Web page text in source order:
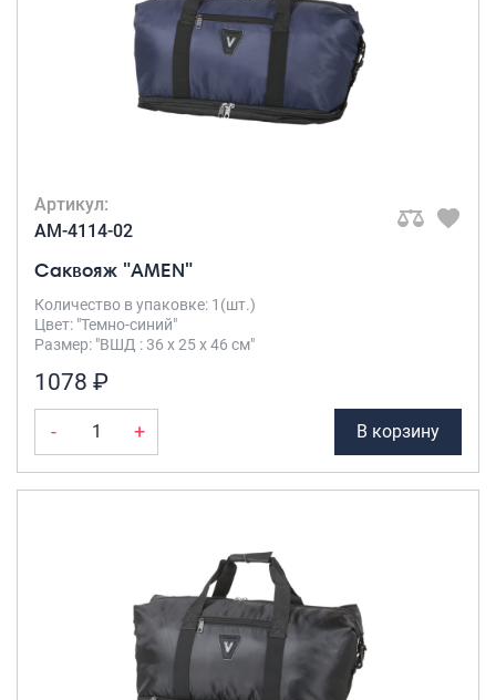
Артикул:
AM-4114-02
Саквояж "AMEN"
Количество в упаковке: 1(шт.)
Цвет: "Темно-синий"
Размер: "ВШД : 36 х 25 х 46 см"
1078 ₽
- + В корзину